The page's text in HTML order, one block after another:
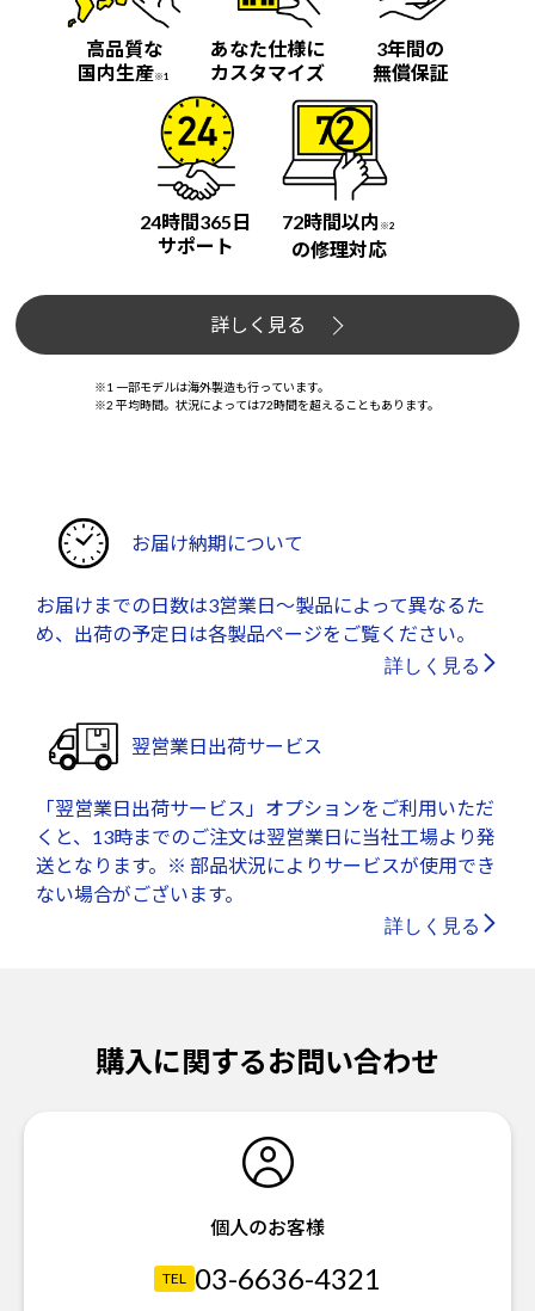
高品質な
国内生産※1
あなた仕様に
カスタマイズ
3年間の
無償保証
24時間365日
サポート
72時間以内 ※2
の修理対応
詳しく見る
※1 一部モデルは海外製造も行っています。
※2 平均時間。状況によっては72時間を超えることもあります。
お届け納期について
お届けまでの日数は3営業日～製品によって異なるた
め、出荷の予定日は各製品ページをご覧ください。
詳しく見る
翌営業日出荷サービス
「翌営業日出荷サービス」オプションをご利用いただ
くと、13時までのご注文は翌営業日に当社工場より発
送となります。※ 部品状況によりサービスが使用でき
ない場合がございます。
詳しく見る
購入に関するお問い合わせ
個人のお客様
TEL 03-6636-4321